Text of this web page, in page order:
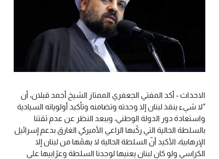
الاحداث - أكد المفتي الجعفري الممتاز الشيخ أحمد قبلان، أن
"لا شيء ينقذ لبنان إلا وحدته وتضامنه وتأكيد أولوياته السيادية
واستعادة دور الدولة الوطني، وببعد النظر عن عدم ثقتنا
بالسلطة الحالية التي ركّبها الراعي الأميركي الغارق بدعم إسرائيل
الإرهابية، الأكيد أنّ السلطة الحالية لا يهمّها من لبنان إلا
الكراسي ولو كان لبنان يعنيها لوجدنا السلطة وعرّابيها على